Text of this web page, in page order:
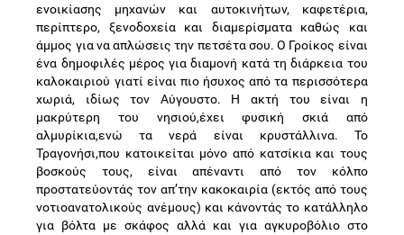
ενοικίασης μηχανών και αυτοκινήτων, καφετέρια,
περίπτερο, ξενοδοχεία και διαμερίσματα καθώς και
άμμος για να απλώσεις την πετσέτα σου. Ο Γροίκος είναι
ένα δημοφιλές μέρος για διαμονή κατά τη διάρκεια του
καλοκαιριού γιατί είναι πιο ήσυχος από τα περισσότερα
χωριά, ιδίως τον Αύγουστο. Η ακτή του είναι η
μακρύτερη του νησιού,έχει φυσική σκιά από
αλμυρίκια,ενώ τα νερά είναι κρυστάλλινα. Το
Τραγονήσι,που κατοικείται μόνο από κατσίκια και τους
βοσκούς τους, είναι απέναντι από τον κόλπο
προστατεύοντάς τον απ’την κακοκαιρία (εκτός από τους
νοτιοανατολικούς ανέμους) και κάνοντάς το κατάλληλο
για βόλτα με σκάφος αλλά και για αγκυροβόλιο στο